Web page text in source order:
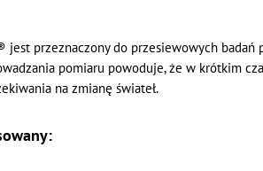
jest przeznaczony do przesiewowych
pomiaru powoduje, że w krótkim
na zmianę świateł.